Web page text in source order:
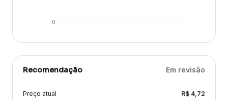
0
Recomendação Em revisão
Preço atual R$ 4,72